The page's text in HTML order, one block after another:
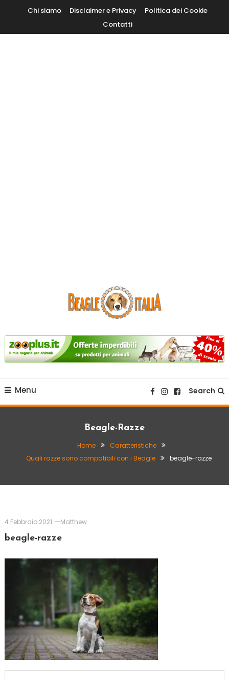
Content
Chi siamo Disclaimer e Privacy
Politica dei Cookie
Contatti
Beagle Italia
Menu Search
Beagle-Razze
Home
Caratteristiche
Quali razze sono compatibili con i Beagle
beagle-razze
4 Febbraio 2021 Matthew
beagle-razze